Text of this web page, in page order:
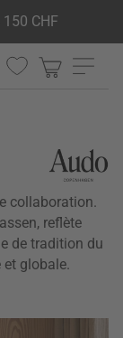
CHF
collaboration.
reflète
de tradition du
et globale.